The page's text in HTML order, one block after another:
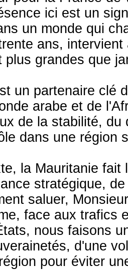
ici est un
un monde qui
ans,
plus grandes que
un partenaire clé
arabe et de
de la stabilité,
dans une région
la Mauritanie
stratégique,
saluer,
face aux trafics
nous faisons
d'une
pour éviter